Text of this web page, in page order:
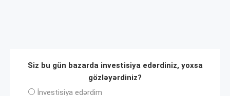
Siz bu gün bazarda investisiya edərdiniz, yoxsa
gözləyərdiniz?
İnvеstisiya edərdim